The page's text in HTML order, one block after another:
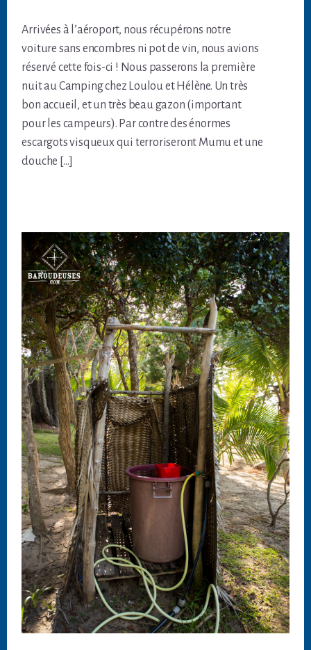
Arrivées à l’aéroport, nous récupérons notre
voiture sans encombres ni pot de vin, nous avions
réservé cette fois-ci ! Nous passerons la première
nuit au Camping chez Loulou et Hélène. Un très
bon accueil, et un très beau gazon (important
pour les campeurs). Par contre des énormes
escargots visqueux qui terroriseront Mumu et une
douche […]